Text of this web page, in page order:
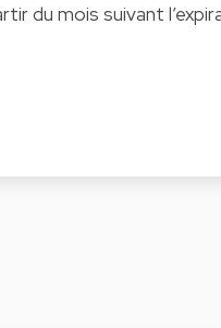
du mois suivant